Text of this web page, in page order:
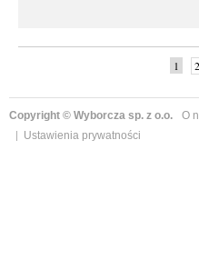
1 2
Copyright © Wyborcza sp. z o.o. O
Ustawienia prywatności